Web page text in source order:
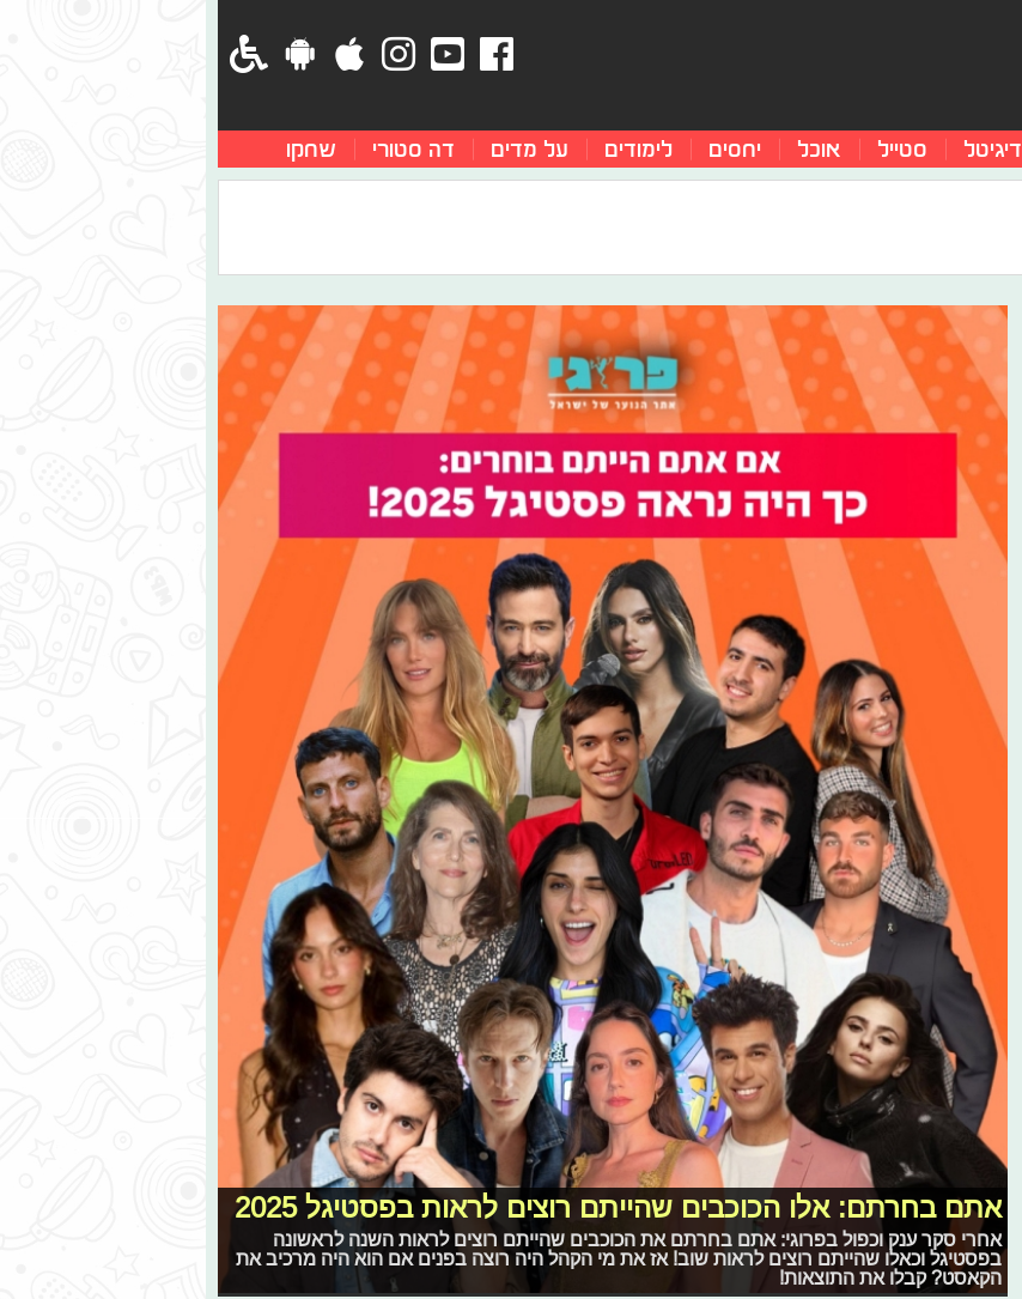
דיגיטל סטייל אוכל יחסים לימודים על מדים דה סטורי שחקו
אתם בחרתם: אלו הכוכבים שהייתם רוצים לראות בפסטיגל 2025
אחרי סקר ענק וכפול בפרוגי: אתם בחרתם את הכוכבים שהייתם רוצים לראות השנה לראשונה
בפסטיגל וכאלו שהייתם רוצים לראות שוב! אז את מי הקהל היה רוצה בפנים אם הוא היה מרכיב את
הקאסט? קבלו את התוצאות!